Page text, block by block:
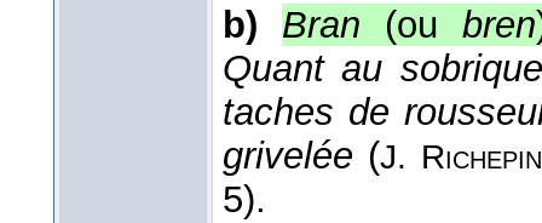
b)
Bran (ou bren
Quant au
taches de
grivelée (J. Richepin
5).